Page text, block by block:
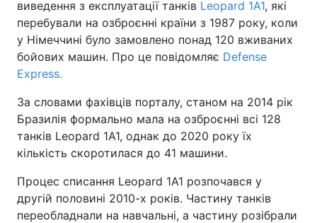
Україна Політика
Спорт
Техно і зв'язок Лайт
Зброя Інциденти
Цікавинки Погода
виведення з експлуатації танків Leopard 1A1, які
перебували на озброєнні країни з 1987 року, коли
у Німеччині було замовлено понад 120 вживаних
бойових машин. Про це повідомляє Defense
Express.
За словами фахівців порталу, станом на 2014 рік
Бразилія формально мала на озброєнні всі 128
танків Leopard 1A1, однак до 2020 року їх
кількість скоротилася до 41 машини.
Процес списання Leopard 1A1 розпочався у
другій половині 2010-х років. Частину танків
переобладнали на навчальні, а частину розібрали